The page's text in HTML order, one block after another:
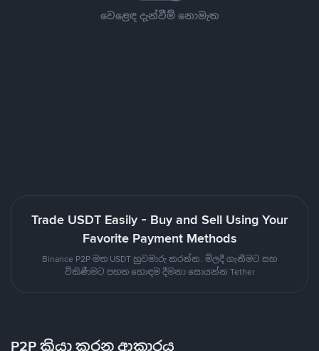
වෙළෙඳ දැන්වීම් නොමැත
Trade USDT Easily - Buy and Sell Using Your
Favorite Payment Methods
Binance P2P මත USDT හුවමාරු කරන්න. මිලදී ගැනීමට සහ
විකිණීමට පහත හොඳම දීමනා සොයන්න Tether
P2P ක්‍රියා කරන ආකාරය